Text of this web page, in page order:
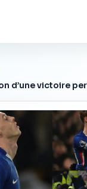
d’une victoire